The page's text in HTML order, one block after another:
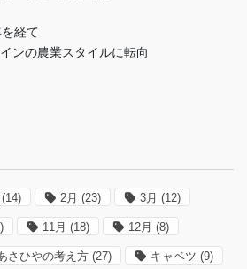
経て
ンの農業スタイルに転向
(14) 2月 (23) 3月 (12)
11月 (18) 12月 (8)
さひやの考え方 (27) キャベツ (9)